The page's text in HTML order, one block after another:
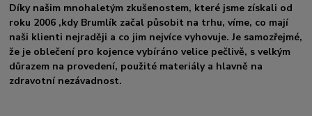
Díky našim mnohaletým zkušenostem, které jsme získali od
roku 2006 ,kdy Brumlík začal působit na trhu, víme, co mají
naši klienti nejraději a co jim nejvíce vyhovuje. Je samozřejmé,
že je oblečení pro kojence vybíráno velice pečlivě, s velkým
důrazem na provedení, použité materiály a hlavně na
zdravotní nezávadnost.